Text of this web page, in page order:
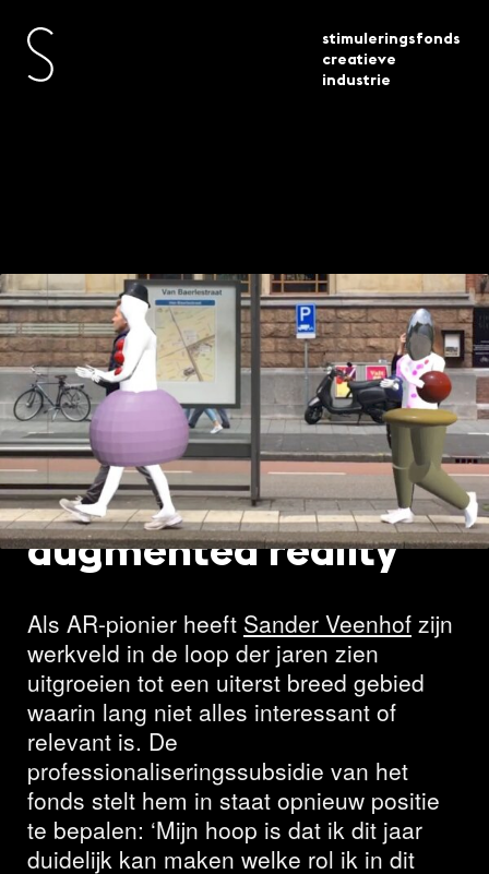
stimuleringsfonds
creatieve
industrie
actueel projecten sander veenhof semidigitaal
proefkonijn in augmented reality
Sander Veenhof:
Semidigitaal
proefkonijn in
augmented reality
Als AR-pionier heeft Sander Veenhof zijn
werkveld in de loop der jaren zien
uitgroeien tot een uiterst breed gebied
waarin lang niet alles interessant of
relevant is. De
professionaliseringssubsidie van het
fonds stelt hem in staat opnieuw positie
te bepalen: ‘Mijn hoop is dat ik dit jaar
duidelijk kan maken welke rol ik in dit